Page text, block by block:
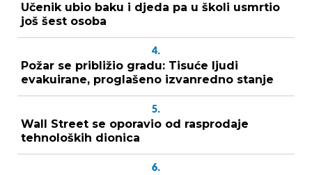
Učenik ubio baku i djeda pa u školi usmrtio
još šest osoba
4.
Požar se približio gradu: Tisuće ljudi
evakuirane, proglašeno izvanredno stanje
5.
Wall Street se oporavio od rasprodaje
tehnoloških dionica
6.